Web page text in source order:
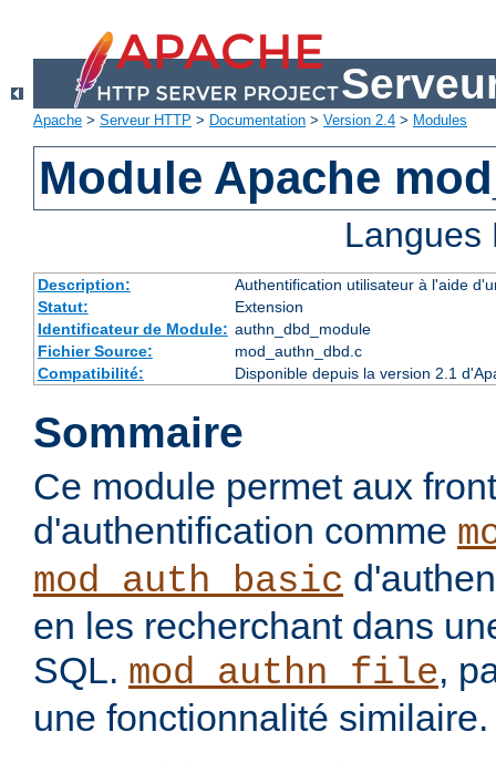
Apache > Serveur HTTP > Documentation > Version 2.4 > Modules
Module Apache
Description:
Authentification utilisateur à l'aide
Statut:
Extension
Identificateur de Module: authn_dbd_module
Fichier Source:
mod_authn_dbd.c
Compatibilité:
Disponible depuis la version 2.1
Sommaire
Ce module permet aux
d'authentification comme
mod_auth_basic
en les recherchant dans
SQL. mod_authn_file,
une fonctionnalité similaire.